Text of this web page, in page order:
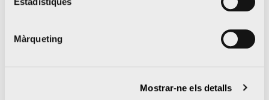
Màrqueting
Mostrar-ne els detalls
oferint a tots els corredors l’opció de sol·licitar la
recuperar el